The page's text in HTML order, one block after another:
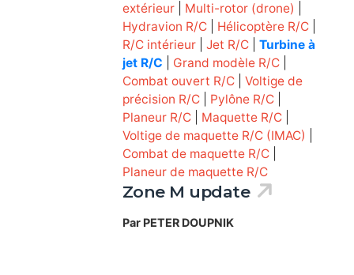
extérieur| Multi-rotor (drone)
Hydravion R/C| Hélicoptère R/C|
R/C intérieur| Jet R/C| Turbine à
jet R/C
Grand modèle R/C|
Combat ouvert R/C| Voltige de
précision R/C| Pylône R/C|
Planeur R/C| Maquette R/C|
Voltige de maquette R/C (IMAC)
Combat de maquette R/C|
Planeur de maquette R/C
Zone M update
Par PETER DOUPNIK